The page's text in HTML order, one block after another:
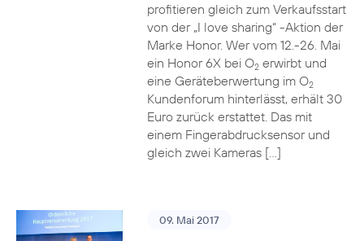
profitieren gleich zum Verkaufsstart
von der „I love sharing“ -Aktion der
Marke Honor. Wer vom 12.-26. Mai
ein Honor 6X bei O2erwirbt und
eine Geräteberwertung im O2
Kundenforum hinterlässt, erhält 30
Euro zurück erstattet. Das mit
einem Fingerabdrucksensor und
gleich zwei Kameras […]
09. Mai 2017